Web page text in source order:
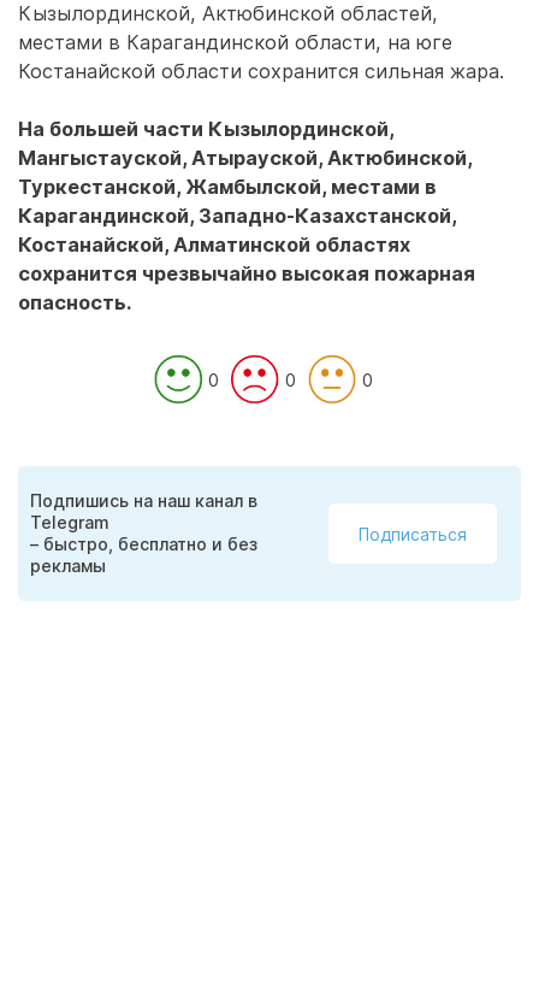
Кызылординской, Актюбинской областей,
местами в Карагандинской области, на юге
Костанайской области сохранится сильная жара.
На большей части Кызылординской,
Мангыстауской, Атырауской, Актюбинской,
Туркестанской, Жамбылской, местами в
Карагандинской, Западно-Казахстанской,
Костанайской, Алматинской областях
сохранится чрезвычайно высокая пожарная
опасность.
0 0 0
Подпишись на наш канал в
Telegram
– быстро, бесплатно и без
рекламы
Подписаться